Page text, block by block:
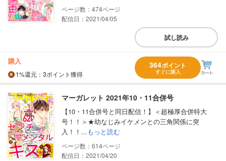
474
配信日：2021/04/05
試し読み
購入
1%還元 ：3ポイント獲得
364ポイント
すぐに購入
マーガレット 2021年10・11合併号
【10・11合併号と同日配信！】＜超極厚合併特大
号！！＞★幼なじみイケメンとの三角関係に突
入！！...もっと読む
614
配信日：2021/04/20